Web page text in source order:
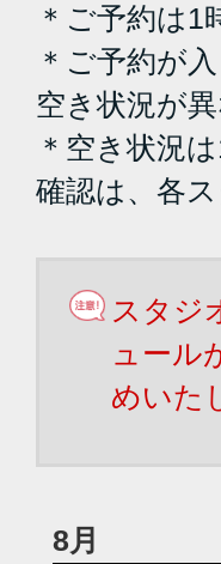
＊ご予約は
＊ご予約が
空き状況が
＊空き状況
確認は、各
スタジ
ュール
めいた
8月